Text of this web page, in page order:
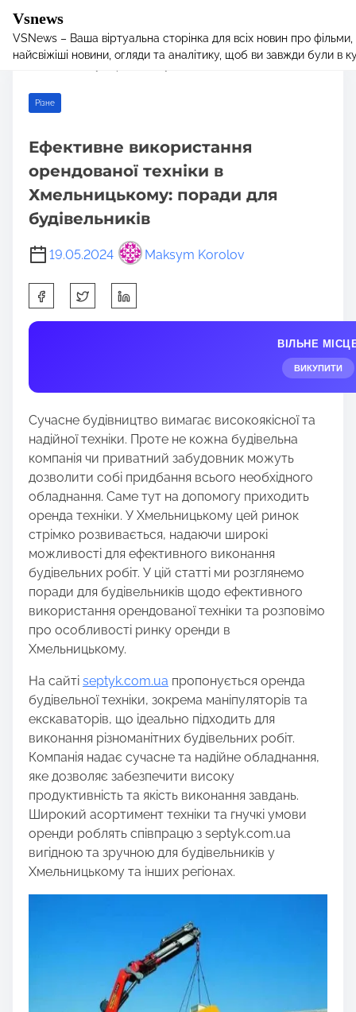
Vsnews
VSNews – Ваша віртуальна сторінка для всіх новин про
найсвіжіші новини, огляди та аналітику, щоб ви завжди були в
Home/Різне/ Ефективне використання орендованої техніки в
Різне
Ефективне використання
орендованої техніки в
Хмельницькому: поради для
будівельників
19.05.2024 Maksym Korolov
h
a
t
i
s
p
o
s
t
o
n
:
ВІЛЬНЕ
ВИКУПИТИ
Сучасне будівництво вимагає високоякісної та
надійної техніки. Проте не кожна будівельна
компанія чи приватний забудовник можуть
дозволити собі придбання всього необхідного
обладнання. Саме тут на допомогу приходить
оренда техніки. У Хмельницькому цей ринок
стрімко розвивається, надаючи широкі
можливості для ефективного виконання
будівельних робіт. У цій статті ми розглянемо
поради для будівельників щодо ефективного
використання орендованої техніки та розповімо
про особливості ринку оренди в
Хмельницькому.
На сайті septyk.com.ua пропонується оренда
будівельної техніки, зокрема маніпуляторів та
екскаваторів, що ідеально підходить для
виконання різноманітних будівельних робіт.
Компанія надає сучасне та надійне обладнання,
яке дозволяє забезпечити високу
продуктивність та якість виконання завдань.
Широкий асортимент техніки та гнучкі умови
оренди роблять співпрацю з septyk.com.ua
вигідною та зручною для будівельників у
Хмельницькому та інших регіонах.